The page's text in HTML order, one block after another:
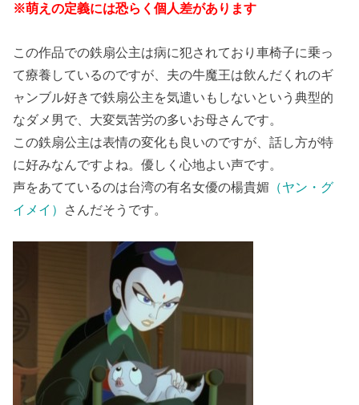
※萌えの定義には恐らく個人差があります
この作品での鉄扇公主は病に犯されており車椅子に乗っ
て療養しているのですが、夫の牛魔王は飲んだくれのギ
ャンブル好きで鉄扇公主を気遣いもしないという典型的
なダメ男で、大変気苦労の多いお母さんです。
この鉄扇公主は表情の変化も良いのですが、話し方が特
に好みなんですよね。優しく心地よい声です。
声をあてているのは台湾の有名女優の楊貴媚 （ヤン・グ
イメイ） さんだそうです。